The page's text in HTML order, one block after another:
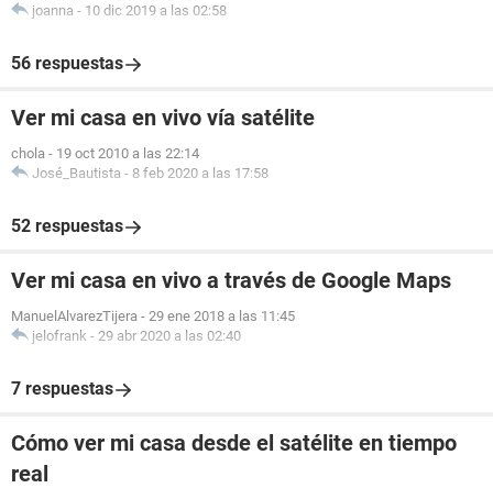
joanna - 10 dic 2019 a las 02:58
56 respuestas
Ver mi casa en vivo vía satélite
chola - 19 oct 2010 a las 22:14
José_Bautista - 8 feb 2020 a las 17:58
52 respuestas
Ver mi casa en vivo a través de Google Maps
ManuelAlvarezTijera - 29 ene 2018 a las 11:45
jelofrank - 29 abr 2020 a las 02:40
7 respuestas
Cómo ver mi casa desde el satélite en tiempo
real